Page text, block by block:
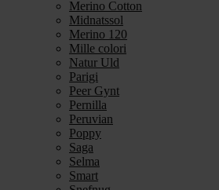
Merino Cotton
Midnatssol
Merino 120
Mille colori
Natur Uld
Parigi
Peer Gynt
Pernilla
Peruvian
Poppy
Saga
Selma
Smart